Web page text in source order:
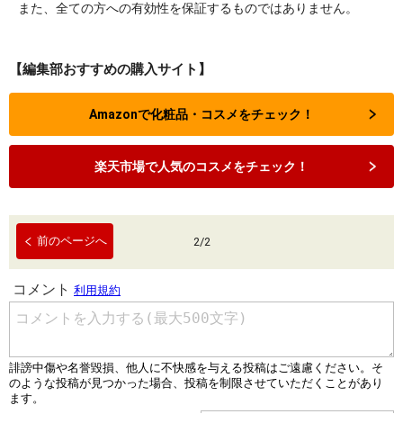
また、全ての方への有効性を保証するものではありません。
【編集部おすすめの購入サイト】
Amazonで化粧品・コスメをチェック！
楽天市場で人気のコスメをチェック！
前のページへ 2/2